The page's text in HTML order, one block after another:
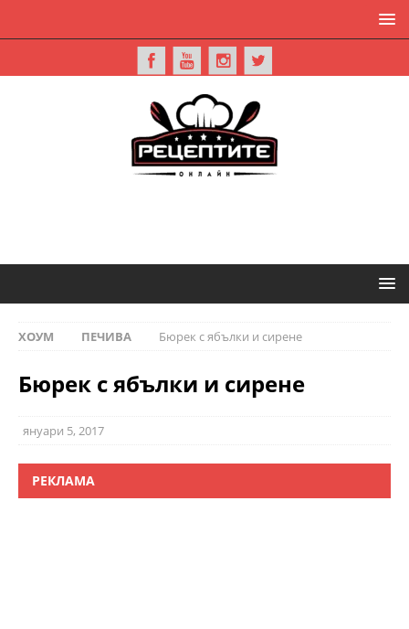
ХОУМ ПЕЧИВА Бюрек с ябълки и сирене
Бюрек с ябълки и сирене
януари 5, 2017
РЕКЛАМА